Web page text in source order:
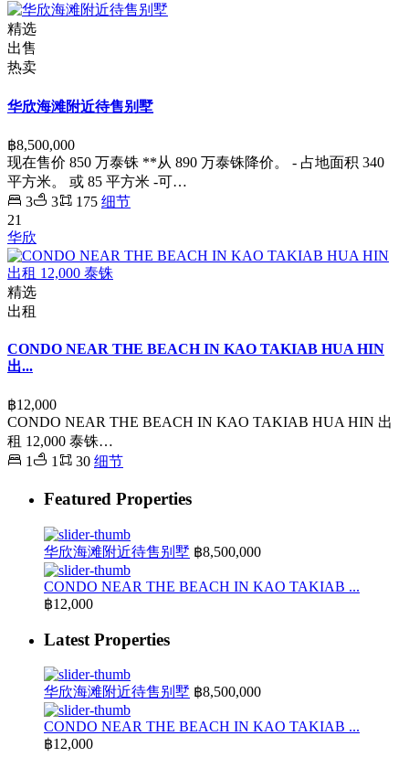
精选
出售
热卖
华欣海滩附近待售别墅
฿8,500,000
现在售价 850 万泰铢 **从 890 万泰铢降价。 - 占地面积 340
平方米。 或 85 平方米 -可…
3
3 175 细节
21
华欣
精选
出租
CONDO NEAR THE BEACH IN KAO TAKIAB HUA HIN
出...
฿12,000
CONDO NEAR THE BEACH IN KAO TAKIAB HUA HIN 出
租 12,000 泰铢…
1
1 30 细节
Featured Properties
华欣海滩附近待售别墅 ฿8,500,000
CONDO NEAR THE BEACH IN KAO TAKIAB ...
฿12,000
Latest Properties
华欣海滩附近待售别墅 ฿8,500,000
CONDO NEAR THE BEACH IN KAO TAKIAB ...
฿12,000